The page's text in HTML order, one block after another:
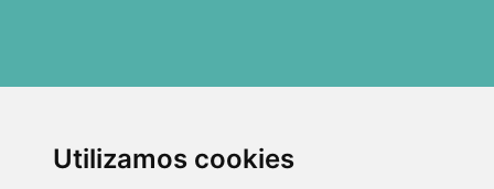
Utilizamos cookies
Dirección:
C/ Doctor Martí i Julià,
Dirección:
C/ Los Batanes 16, 2º
Asistente Transeduca
Transeduca. ¿En qué puedo ayudarte